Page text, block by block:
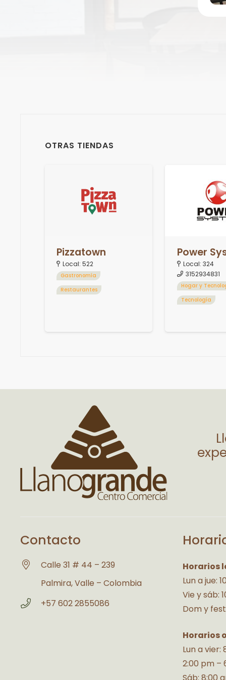
OTRAS TIENDAS
Pizzatown
Local:522
Gastronomía
Restaurantes
Power
Local: 324
3152934831
Hogar y
Tecnología
Contacto
Calle 31 # 44 – 239
Palmira, Valle – Colombia
+57 602 2855086
Horarios
Lun a jue:
Vie y sáb:
Dom y
Horarios
Lun a vier:
2:00 pm –
Sáb: 8:00